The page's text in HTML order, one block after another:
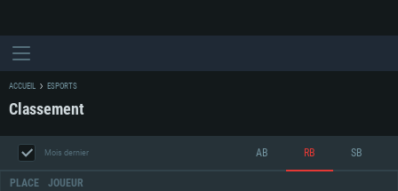
ACCUEIL ESPORTS
Classement
Mois dernier AB RB SB
PLACE JOUEUR